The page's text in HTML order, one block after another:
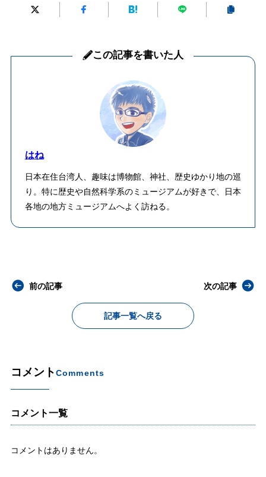
この記事を書いた人
はね
日本在住台湾人、趣味は博物館、神社、歴史ゆかり地の巡
り。特に歴史や自然科学系のミュージアムが好きで、日本
各地の地方ミュージアムへよく訪ねる。
前の記事
記事一覧へ戻る
次の記事
コメントComments
コメント一覧
コメントはありません。